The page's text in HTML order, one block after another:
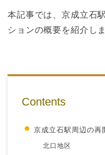
本記事では、京成立石
ションの概要を紹介し
Contents
京成立石駅周辺の再
北口地区